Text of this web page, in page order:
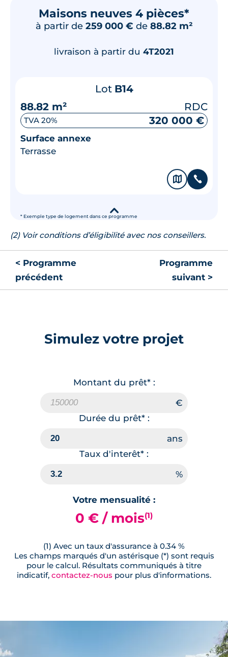
Maisons neuves 4 pièces*
à partir de 259 000 € de 88.82 m²
* Exemple type de logement dans ce programme
livraison à partir du 4T2021
Lot B14
88.82 m²
RDC
TVA 20% 320 000 €
Surface annexe
Terrasse
🗞 📞
▾
(2) Voir conditions d’éligibilité avec nos conseillers.
< Programme
précédent
Programme
suivant >
Simulez votre projet
Montant du prêt* :
Durée du prêt* :
Taux d'interêt* :
Votre mensualité :
0 € / mois(1)
(1) Avec un taux d'assurance à 0.34 %
Les champs marqués d'un astérisque (*) sont requis
pour le calcul. Résultats communiqués à titre
indicatif, contactez-nous pour plus d'informations.